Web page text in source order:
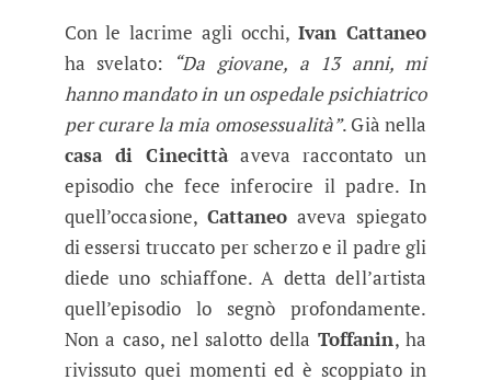
Con le lacrime agli occhi, Ivan Cattaneo
ha svelato: “Da giovane, a 13 anni, mi
hanno mandato in un ospedale psichiatrico
per curare la mia omosessualità”. Già nella
casa di Cinecittàaveva raccontato un
episodio che fece inferocire il padre. In
quell’occasione, Cattaneo aveva spiegato
di essersi truccato per scherzo e il padre gli
diede uno schiaffone. A detta dell’artista
quell’episodio lo segnò profondamente.
Non a caso, nel salotto della Toffanin, ha
rivissuto quei momenti ed è scoppiato in